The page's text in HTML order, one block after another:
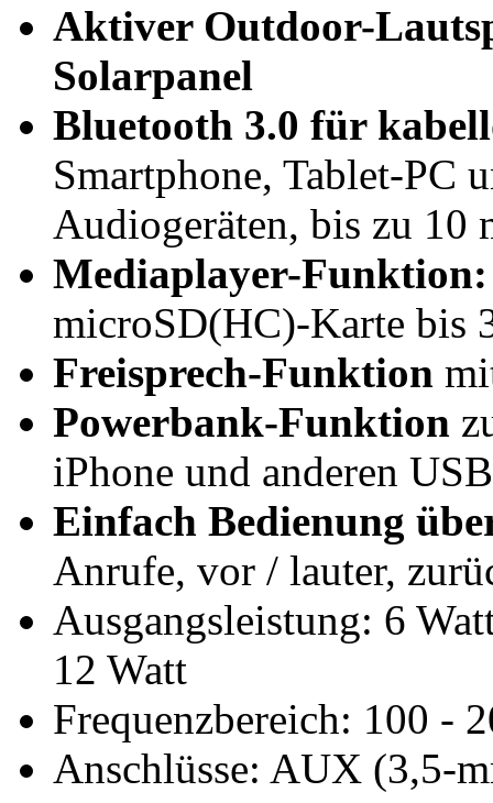
Aktiver Outdoor-
Solarpanel
Bluetooth 3.0 für
Smartphone, Tablet-PC
Audiogeräten, bis zu 10
Mediaplayer-Funktion:
microSD(HC)-Karte bis
Freisprech-Funktion
Powerbank-Funktion
iPhone und anderen
Einfach Bedienung
Anrufe, vor / lauter,
Ausgangsleistung: 6
12 Watt
Frequenzbereich: 100 -
Anschlüsse: AUX (3,5-